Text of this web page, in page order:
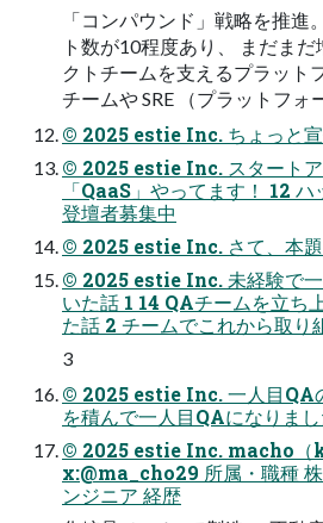
「コンパウンド」戦略を推進
ト数が10程度あり、 まだま
クトチームを支えるプラット
チームや SRE （プラットフォ
© 2025 estie Inc. ちょっと宣
© 2025 estie Inc. スタートア
「QaaS」やってます！ 12
登壇者募集中
© 2025 estie Inc. さて、本
© 2025 estie Inc. 未経験で
いた話 1 14 QAチームを立ち
た話 2 チームでこれから取り
3
© 2025 estie Inc. 一人目QA
を積んで一人目QAになりま
© 2025 estie Inc. macho（
x:@ma_cho29 所属・職種
ンジニア 経歴